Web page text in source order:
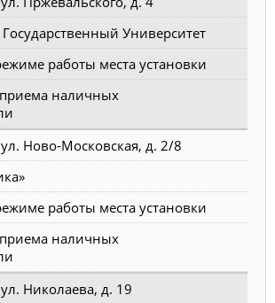
Университет
работы места установки
наличных
Ново-Московская, д. 2/8
работы места установки
наличных
Николаева, д. 19